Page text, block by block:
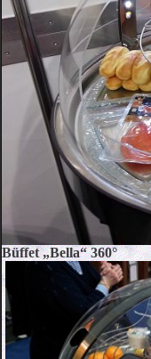
Büffet „Bella“ 360°